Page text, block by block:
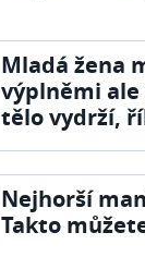
Mladá žena
výplněmi ale
tělo vydrží,
Nejhorší
Takto